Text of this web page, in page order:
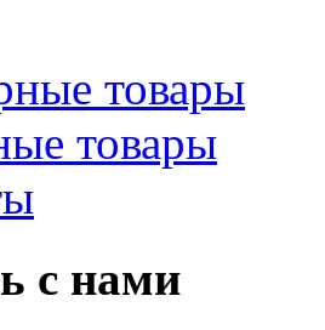
товары
товары
с нами